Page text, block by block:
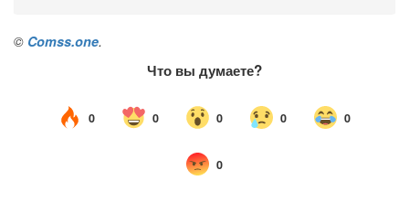
© Comss.one.